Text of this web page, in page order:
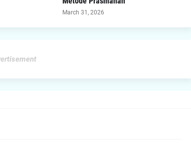
March 31, 2026